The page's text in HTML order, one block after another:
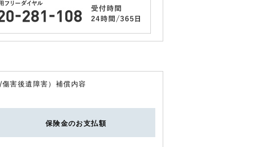
害後遺障害）補償内容
保険金のお支払額